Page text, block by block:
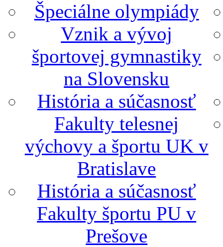
Špeciálne olympiády
Vznik a vývoj
športovej gymnastiky
na Slovensku
História a súčasnosť
Fakulty telesnej
výchovy a športu UK v
Bratislave
História a súčasnosť
Fakulty športu PU v
Prešove